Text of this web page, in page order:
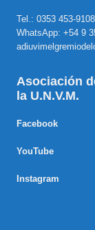
Tel.: 0353 453-
WhatsApp: +54 9
Asociación
la U.N.V.M.
Facebook
YouTube
Instagram